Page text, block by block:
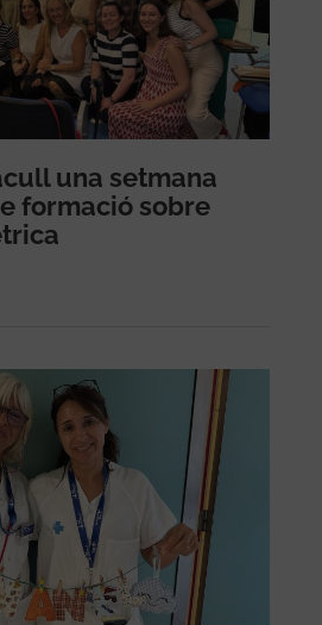
una setmana
formació sobre